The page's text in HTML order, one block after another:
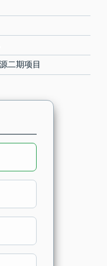
二期项目